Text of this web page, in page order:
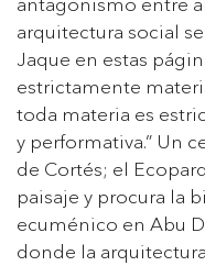
arquitectura social
Jaque en estas
estrictamente
toda materia es
y performativa.” Un
de Cortés; el
paisaje y procura la
ecuménico en Abu
donde la